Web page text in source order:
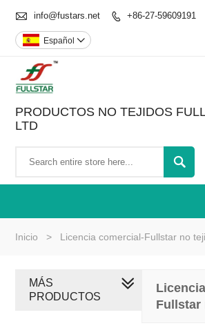
 info@fustars.net  +86-27-59609191
Español 
PRODUCTOS NO TEJIDOS
LTD

Inicio > Licencia comercial-Fullstar no
Fullstar
MÁS
PRODUCTOS